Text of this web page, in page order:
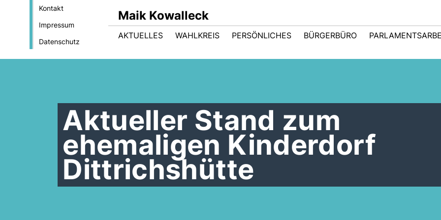
Kontakt
Impressum
Datenschutz
Maik Kowalleck
AKTUELLES WAHLKREIS PERSÖNLICHES BÜRGERBÜRO
Aktueller Stand zum
ehemaligen Kinderdorf
Dittrichshütte